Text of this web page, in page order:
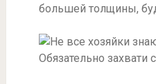
большей толщины,